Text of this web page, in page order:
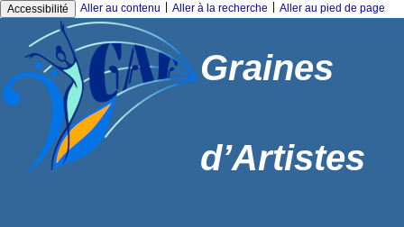
Accessibilité Aller au contenu Aller à la recherche Aller au pied de page
Graines
d’Artistes